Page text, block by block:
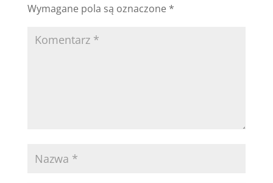
Wymagane pola są oznaczone *